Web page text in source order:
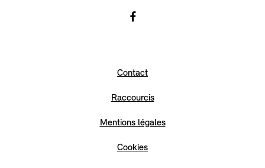
Facebook
Contact
Raccourcis
Mentions légales
Cookies